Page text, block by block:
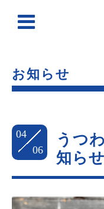
お知らせ
04
06
うつ
知ら